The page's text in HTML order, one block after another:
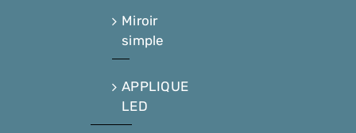
Miroir
simple
APPLIQUE
LED